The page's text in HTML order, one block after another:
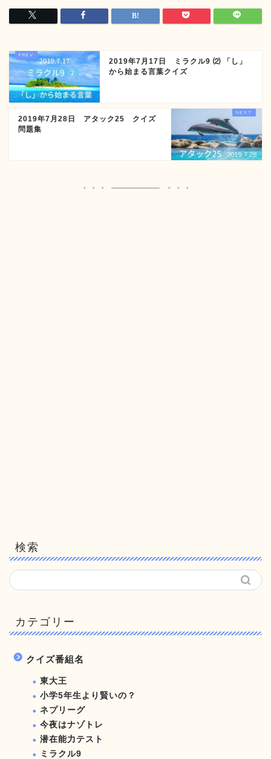
2019年7月17日 ミラクル9 ⑵ 「し」
から始まる言葉クイズ
2019年7月28日 アタック25 クイズ
問題集
検索
カテゴリー
クイズ番組名
東大王
小学5年生より賢いの？
ネプリーグ
今夜はナゾトレ
潜在能力テスト
ミラクル9